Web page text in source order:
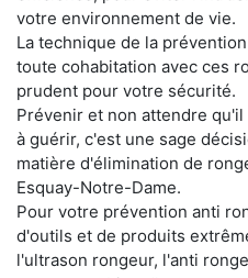
votre environnement de vie.
La technique de la
toute cohabitation avec ces
prudent pour votre sécurité.
Prévenir et non attendre
à guérir, c'est une sage
matière d'élimination de
Esquay-Notre-Dame.
Pour votre prévention anti
d'outils et de produits
l'ultrason rongeur, l'anti